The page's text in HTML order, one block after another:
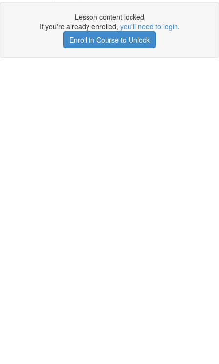
Lesson content locked
If you're already enrolled, you'll need to login.
Enroll in Course to Unlock